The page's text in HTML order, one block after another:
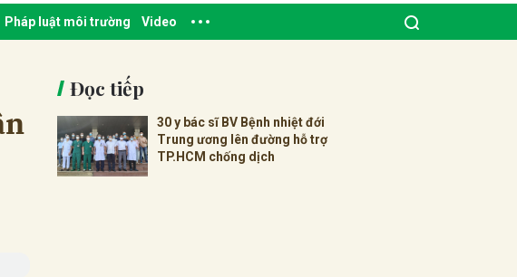
Pháp luật môi trường Video
Đọc tiếp
30 y bác sĩ BV Bệnh nhiệt đới
Trung ương lên đường hỗ trợ
TP.HCM chống dịch